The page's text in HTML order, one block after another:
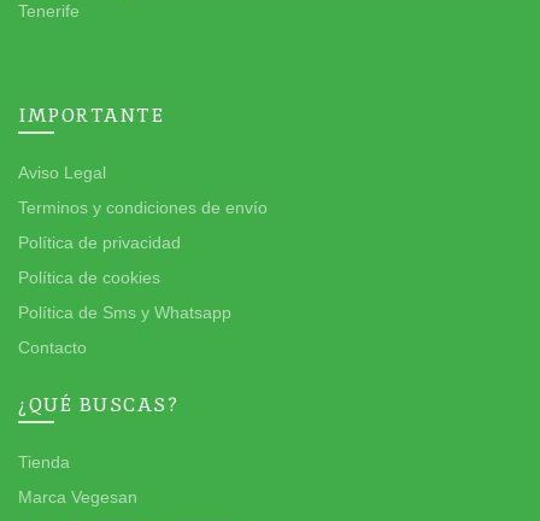
Tenerife
IMPORTANTE
Aviso Legal
Terminos y condiciones de envío
Política de privacidad
Política de cookies
Política de Sms y Whatsapp
Contacto
¿QUÉ BUSCAS?
Tienda
Marca Vegesan